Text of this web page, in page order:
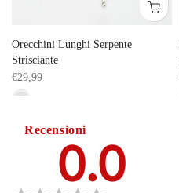
Orecchini Lunghi Serpente
Strisciante
€29,99
Recensioni
0.0